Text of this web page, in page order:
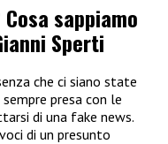
sappiamo
Sperti
che ci siano state
presa con le
di una fake news.
di un presunto